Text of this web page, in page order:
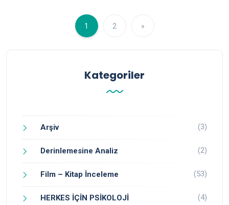
1 2 »
Kategoriler
Arşiv (3)
Derinlemesine Analiz (2)
Film – Kitap İnceleme (53)
HERKES İÇİN PSİKOLOJİ (4)